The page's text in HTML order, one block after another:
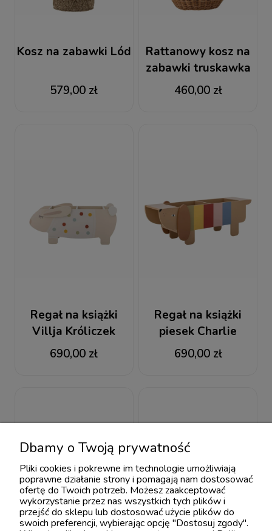
Kosz na zabawki Lód
579,00 zł
Rattanowy kosz na
zabawki truskawka
460,00 zł
Regał na książki
Villja Króliczek
690,00 zł
Regał na książki
piesek Charlie
690,00 zł
Dbamy o Twoją prywatność
Pliki cookies i pokrewne im technologie umożliwiają
poprawne działanie strony i pomagają nam dostosować
ofertę do Twoich potrzeb. Możesz zaakceptować
wykorzystanie przez nas wszystkich tych plików i
przejść do sklepu lub dostosować użycie plików do
swoich preferencji, wybierając opcję "Dostosuj zgody".